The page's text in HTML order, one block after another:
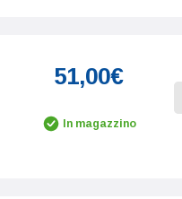
51,00€
In magazzino